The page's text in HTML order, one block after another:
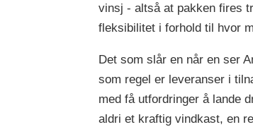
vinsj - altså at pakken fires
fleksibilitet i forhold til hvor
Det som slår en når en ser
som regel er leveranser i
med få utfordringer å lande
aldri et kraftig vindkast, en